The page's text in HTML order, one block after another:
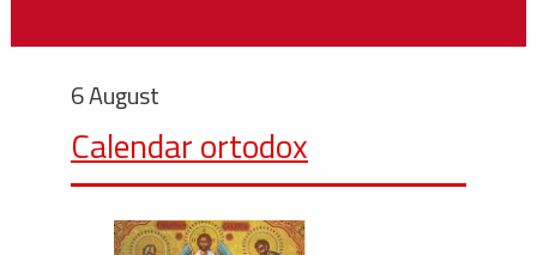
6 August
Calendar ortodox